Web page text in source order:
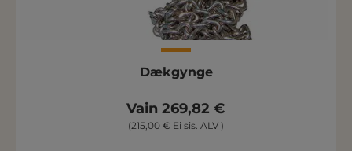
Dækgynge
Vain 269,82 €
(215,00 € Ei sis. ALV )